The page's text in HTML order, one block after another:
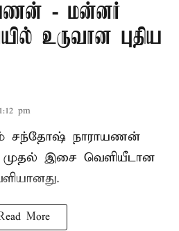
- மன்னர்
உருவான புதிய
pm
சந்தோஷ் நாராயணன்
இசை வெளியீடான
More